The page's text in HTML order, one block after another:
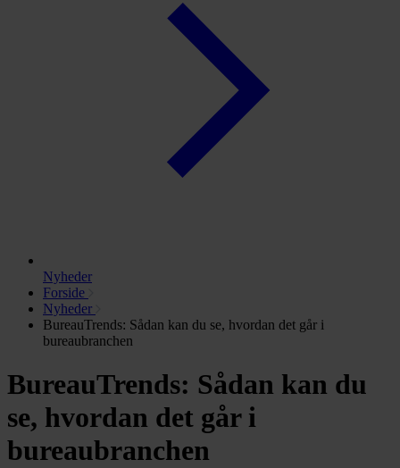
Nyheder
Forside
Nyheder
BureauTrends: Sådan kan du se, hvordan det går i
bureaubranchen
BureauTrends: Sådan kan du
se, hvordan det går i
bureaubranchen